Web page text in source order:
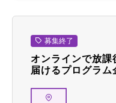
募集終了
オンラインで放課
届けるプログラム